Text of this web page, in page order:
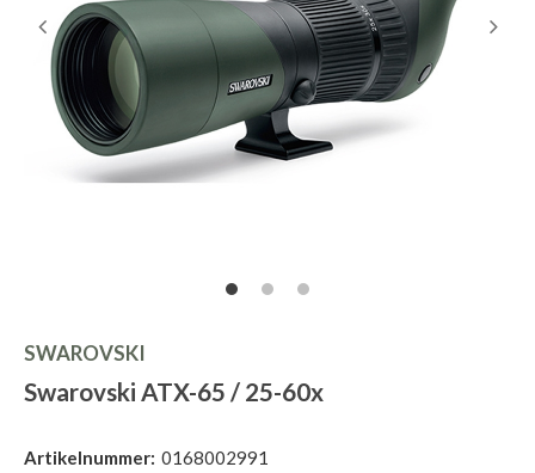
SWAROVSKI
Swarovski ATX-65 / 25-60x
Artikelnummer: 0168002991